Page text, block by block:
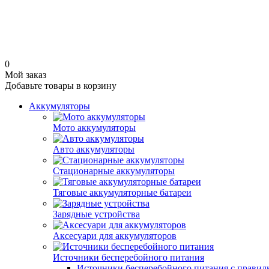
0
Мой заказ
Добавьте товары в корзину
Аккумуляторы
Мото аккумуляторы
Авто аккумуляторы
Стационарные аккумуляторы
Тяговые аккумуляторные батареи
Зарядные устройства
Аксесуари для аккумуляторов
Источники бесперебойного питания